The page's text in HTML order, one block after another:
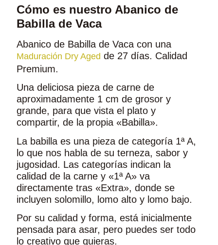
Cómo es nuestro Abanico de
Babilla de Vaca
Abanico de Babilla de Vaca con una
Maduración Dry Aged de 27 días. Calidad
Premium.
Una deliciosa pieza de carne de
aproximadamente 1 cm de grosor y
grande, para que vista el plato y
compartir, de la propia «Babilla».
La babilla es una pieza de categoría 1ª A,
lo que nos habla de su terneza, sabor y
jugosidad. Las categorías indican la
calidad de la carne y «1ª A» va
directamente tras «Extra», donde se
incluyen solomillo, lomo alto y lomo bajo.
Por su calidad y forma, está inicialmente
pensada para asar, pero puedes ser todo
lo creativo que quieras.